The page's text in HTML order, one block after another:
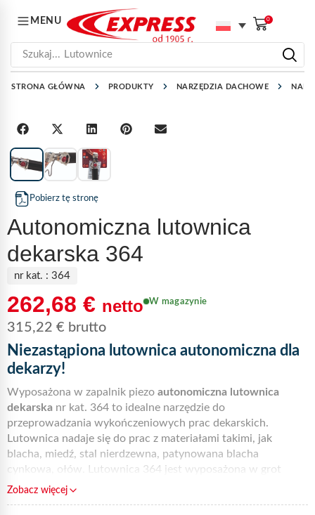
MENU 0
Szukaj... Lutownice
STRONA GŁÓWNA PRODUKTY NARZĘDZIA DACHOWE
Pobierz tę stronę
Autonomiczna lutownica
dekarska 364
nr kat. : 364
262,68 € netto
315,22 € brutto
W magazynie
Niezastąpiona lutownica autonomiczna dla
dekarzy!
Wyposażona w zapalnik piezo autonomiczna lutownica
dekarska nr kat. 364 to idealne narzędzie do
przeprowadzania wykończeniowych prac dekarskich.
Lutownica nadaje się do prac z materiałami takimi, jak
blacha, miedź, stal nierdzewna, patynowana blacha
cynkowa, ołów. Lutownica 364 jest wyposażona w grot
turbo nr kat. 778, specjalny do pracy w trudnych warunkach
Zobacz więcej